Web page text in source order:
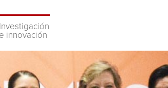
Investigación
e innovación